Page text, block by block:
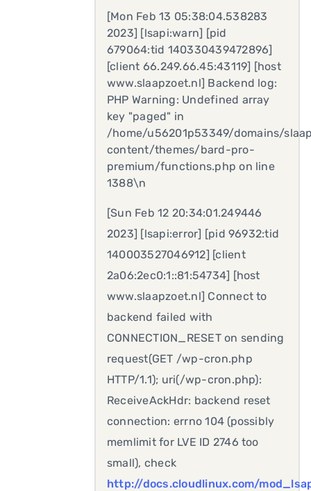
[Mon Feb 13 05:38:04.538283
2023] [lsapi:warn] [pid
679064:tid 140330439472896]
[client 66.249.66.45:43119] [host
www.slaapzoet.nl] Backend log:
PHP Warning: Undefined array
key "paged" in
/home/u56201p53349/domains/
content/themes/bard-pro-
premium/functions.php on line
1388\n
[Sun Feb 12 20:34:01.249446
2023] [lsapi:error] [pid 96932:tid
140003527046912] [client
2a06:2ec0:1::81:54734] [host
www.slaapzoet.nl] Connect to
backend failed with
CONNECTION_RESET on sending
request(GET /wp-cron.php
HTTP/1.1); uri(/wp-cron.php):
ReceiveAckHdr: backend reset
connection: errno 104 (possibly
memlimit for LVE ID 2746 too
small), check
http://docs.cloudlinux.com/